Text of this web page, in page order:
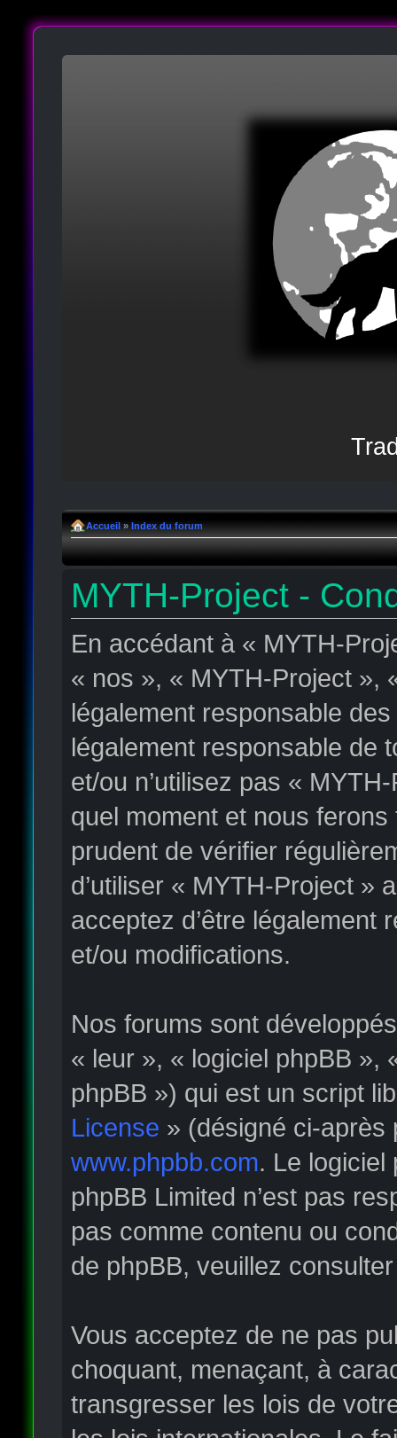
Accueil » Index du forum
MYTH-Project -
En accédant à « MYTH-
« nos », « MYTH-Project »,
légalement responsable
légalement responsable de
et/ou n’utilisez pas «
quel moment et nous
prudent de vérifier
d’utiliser « MYTH-Project »
acceptez d’être légalement
et/ou modifications.
Nos forums sont
« leur », « logiciel phpBB »,
phpBB ») qui est un script
License » (désigné ci-après
www.phpbb.com. Le logiciel
phpBB Limited n’est pas
pas comme contenu ou
de phpBB, veuillez
Vous acceptez de ne pas
choquant, menaçant, à
transgresser les lois de